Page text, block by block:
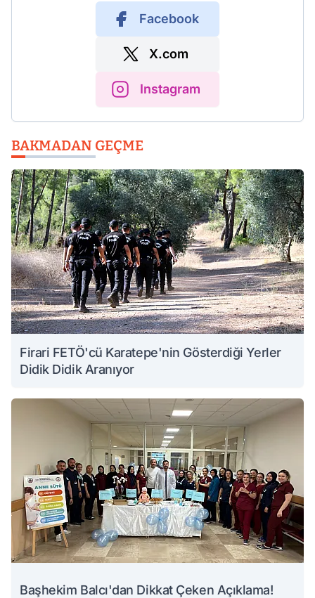
Facebook
X.com
Instagram
BAKMADAN GEÇME
Firari FETÖ'cü Karatepe'nin Gösterdiği Yerler
Didik Didik Aranıyor
Başhekim Balcı'dan Dikkat Çeken Açıklama!